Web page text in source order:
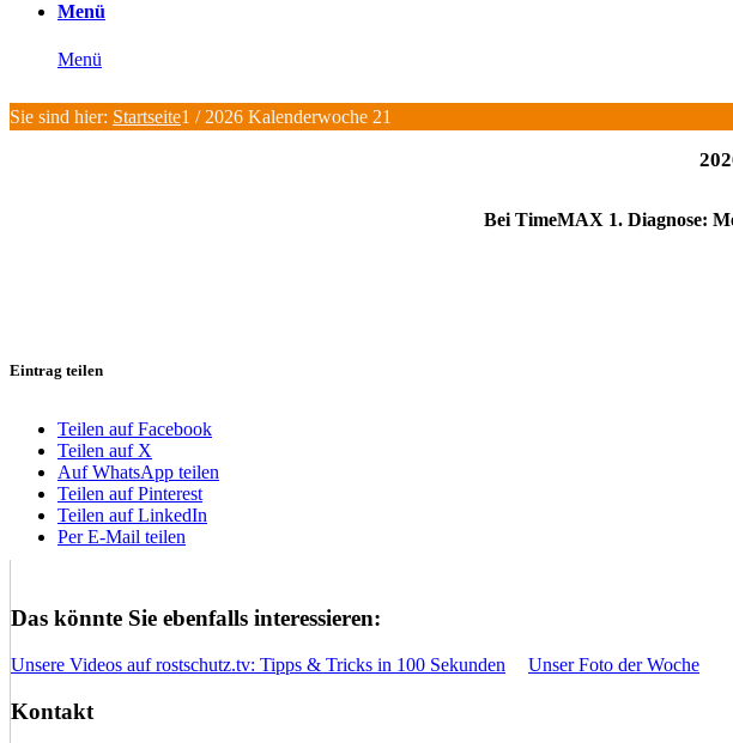
Menü
Menü
Sie sind hier: Startseite1 / 2026 Kalenderwoche 21
Bei TimeMAX 1. Diagnose:
Eintrag teilen
Teilen auf Facebook
Teilen auf X
Auf WhatsApp teilen
Teilen auf Pinterest
Teilen auf LinkedIn
Per E-Mail teilen
Das könnte Sie ebenfalls interessieren:
Unsere Videos auf rostschutz.tv: Tipps & Tricks in 100 Sekunden Unser Foto der Woche
Kontakt